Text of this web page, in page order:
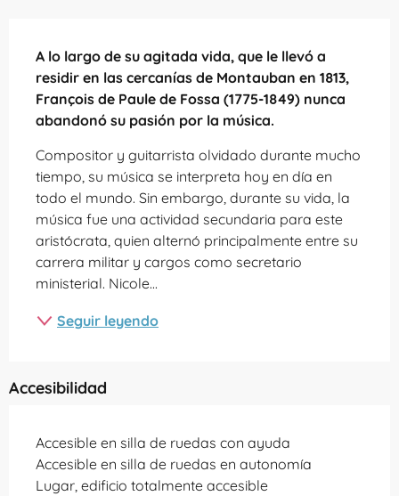
A lo largo de su agitada vida, que le llevó a
residir en las cercanías de Montauban en 1813,
François de Paule de Fossa (1775-1849) nunca
abandonó su pasión por la música.
Compositor y guitarrista olvidado durante mucho
tiempo, su música se interpreta hoy en día en
todo el mundo. Sin embargo, durante su vida, la
música fue una actividad secundaria para este
aristócrata, quien alternó principalmente entre su
carrera militar y cargos como secretario
ministerial. Nicole...
Seguir leyendo
Accesibilidad
Accesible en silla de ruedas con ayuda
Accesible en silla de ruedas en autonomía
Lugar, edificio totalmente accesible